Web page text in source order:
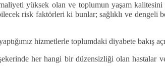
yüksek olan ve toplumun yaşam
risk faktörleri ki bunlar; sağlıklı ve dengeli
hizmetlerle toplumdaki diyabete bakış
her hangi bir düzensizliği olan hastalar